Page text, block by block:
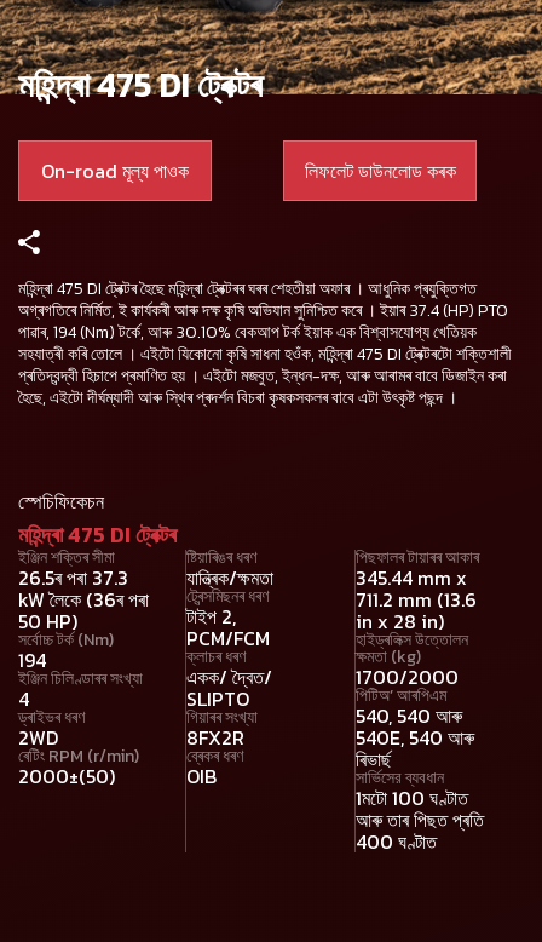
মহিন্দ্ৰা 475 DI ট্ৰেক্টৰ
On-road মূল্য পাওক লিফলেট ডাউনলোড কৰক
মহিন্দ্ৰা 475 DI ট্ৰেক্টৰ হৈছে মহিন্দ্ৰা ট্ৰেক্টৰৰ ঘৰৰ শেহতীয়া অফাৰ । আধুনিক প্ৰযুক্তিগত
অগ্ৰগতিৰে নিৰ্মিত, ই কাৰ্যকৰী আৰু দক্ষ কৃষি অভিযান সুনিশ্চিত কৰে । ইয়াৰ 37.4 (HP) PTO
পাৱাৰ, 194 (Nm) টৰ্কে, আৰু 30.10% বেকআপ টৰ্ক ইয়াক এক বিশ্বাসযোগ্য খেতিয়ক
সহযাত্ৰী কৰি তোলে । এইটো যিকোনো কৃষি সাধনা হওঁক, মহিন্দ্ৰা 475 DI ট্ৰেক্টৰটো শক্তিশালী
প্ৰতিদ্বন্দ্বী হিচাপে প্ৰমাণিত হয় । এইটো মজবুত, ইন্ধন-দক্ষ, আৰু আৰামৰ বাবে ডিজাইন কৰা
হৈছে, এইটো দীৰ্ঘম্যাদী আৰু স্থিৰ প্ৰদৰ্শন বিচৰা কৃষকসকলৰ বাবে এটা উৎকৃষ্ট পছন্দ ।
স্পেচিফিকেচন
মহিন্দ্ৰা 475 DI ট্ৰেক্টৰ
ইঞ্জিন শক্তিৰ সীমা
26.5ৰ পৰা 37.3
kW লৈকে (36ৰ পৰা
50 HP)
সৰ্বোচ্চ টৰ্ক (Nm)
194
ইঞ্জিন চিলিণ্ডাৰৰ সংখ্যা
4
ড্ৰাইভৰ ধৰণ
2WD
ৰেটিং RPM (r/min)
2000±(50)
ষ্টিয়াৰিঙৰ ধৰণ
যান্ত্ৰিক/ক্ষমতা
ট্ৰেন্সমিছনৰ ধৰণ
টাইপ 2,
PCM/FCM
ক্লাচৰ ধৰণ
একক/ দ্বৈত/
SLIPTO
গিয়াৰৰ সংখ্যা
8FX2R
ব্ৰেকৰ ধৰণ
OIB
পিছফালৰ টায়াৰৰ আকাৰ
345.44 mm x
711.2 mm (13.6
in x 28 in)
হাইড্ৰলিক্স উত্তোলন
ক্ষমতা (kg)
1700/2000
পিটিঅ’ আৰপিএম
540, 540 আৰু
540E, 540 আৰু
ৰিভাৰ্ছ
সার্ভিসের ব্যবধান
1মটো 100 ঘণ্টাত
আৰু তাৰ পিছত প্ৰতি
400 ঘণ্টাত